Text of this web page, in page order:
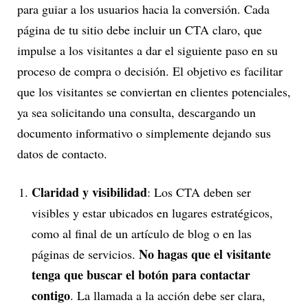
para guiar a los usuarios hacia la conversión. Cada
página de tu sitio debe incluir un CTA claro, que
impulse a los visitantes a dar el siguiente paso en su
proceso de compra o decisión. El objetivo es facilitar
que los visitantes se conviertan en clientes potenciales,
ya sea solicitando una consulta, descargando un
documento informativo o simplemente dejando sus
datos de contacto.
Claridad y visibilidad: Los CTA deben ser
visibles y estar ubicados en lugares estratégicos,
como al final de un artículo de blog o en las
páginas de servicios. No hagas que el visitante
tenga que buscar el botón para contactar
contigo. La llamada a la acción debe ser clara,